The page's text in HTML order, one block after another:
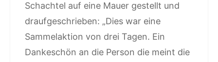
Schachtel auf eine Mauer gestellt und
draufgeschrieben: „Dies war eine
Sammelaktion von drei Tagen. Ein
Dankeschön an die Person die meint die